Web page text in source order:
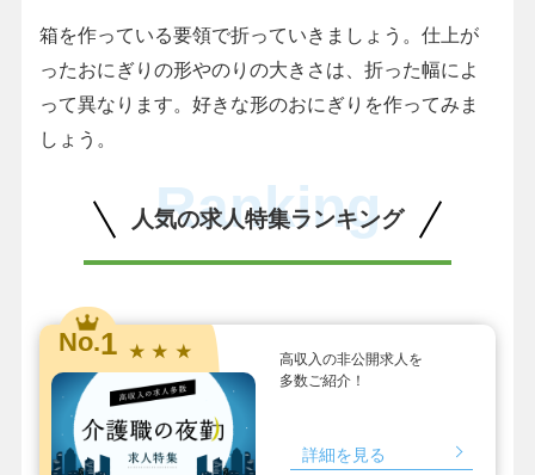
箱を作っている要領で折っていきましょう。仕上が
ったおにぎりの形やのりの大きさは、折った幅によ
って異なります。好きな形のおにぎりを作ってみま
しょう。
人気の求人特集ランキング
Ranking
No.1 ★ ★ ★
高収入の非公開求人を
多数ご紹介！
詳細を見る